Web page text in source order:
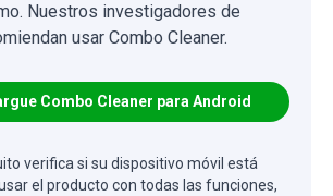
Nuestros investigadores de
usar Combo Cleaner.
Combo Cleaner para Android
verifica si su dispositivo móvil está
el producto con todas las funciones,